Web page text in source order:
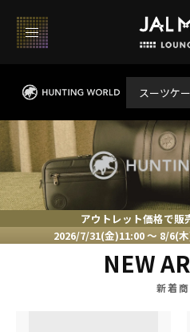
スーツケ
アウトレット価格で販
2026/7/31(金)11:00 ～ 8/6(
NEW
新着